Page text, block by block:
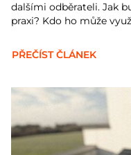
dalšími odběrateli. Jak
praxi? Kdo ho může
PŘEČÍST ČLÁNEK